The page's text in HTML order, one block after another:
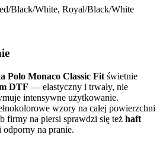
Black/White, Royal/Black/White
Polo Monaco Classic Fit świetnie
DTF — elastyczny i trwały, nie
intensywne użytkowanie.
wzory na całej powierzchni
firmy na piersi sprawdzi się też haft
na pranie.